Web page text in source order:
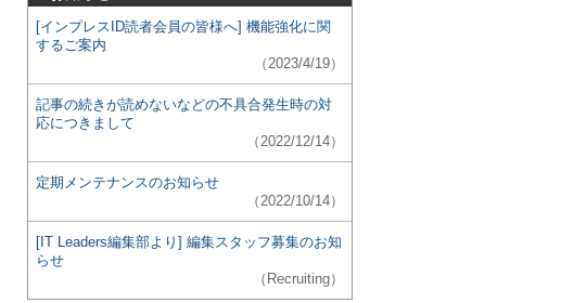
[インプレスID読者会員の皆様へ] 機能強化に関
するご案内
（2023/4/19）
記事の続きが読めないなどの不具合発生時の対
応につきまして
（2022/12/14）
定期メンテナンスのお知らせ
（2022/10/14）
[IT Leaders編集部より] 編集スタッフ募集のお知
らせ
（Recruiting）